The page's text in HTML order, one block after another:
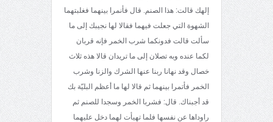
إلهك قالت: هذا الصنم. قال فأنمرا بينهما فغلبتهما
الشهوة التي جعلت فيهما فقالا لها نجيبك إلى ما
سألت قالت فدونكما شرب الخمر فإنه قربان
لكما عنده وبه تصلان إلى ما تريدان قالا هذه ثلاث
خصال وقد نهانا ربنا عنها الشرك والزنا وشرب
الخمر فأتمرا بينهما ثم قالا لها ما أعظم البليّة بك
قد أجبناك. قال: فشربا الخمر وسجدا للصنم ثم
راوداها عن نفسها فلما تهيأت لهما دخل عليهما